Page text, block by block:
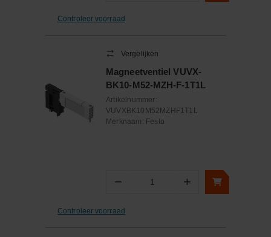
Controleer voorraad
Vergelijken
Magneetventiel VUVX-
BK10-M52-MZH-F-1T1L
Artikelnummer:
VUVXBK10M52MZHF1T1L
Merknaam: Festo
− Aantal +
Controleer voorraad